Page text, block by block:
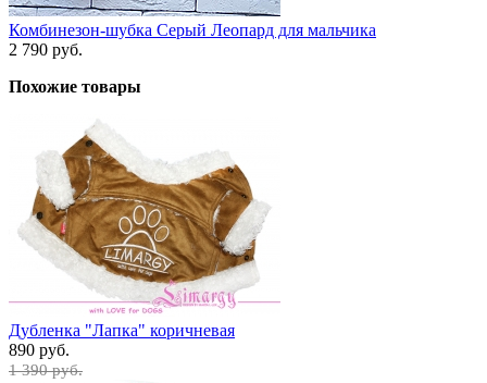
Комбинезон-шубка Серый Леопард для мальчика
2 790 руб.
Похожие товары
Дубленка "Лапка" коричневая
890 руб.
1 390 руб.